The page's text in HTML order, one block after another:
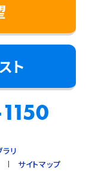
ト
リ
サイトマップ